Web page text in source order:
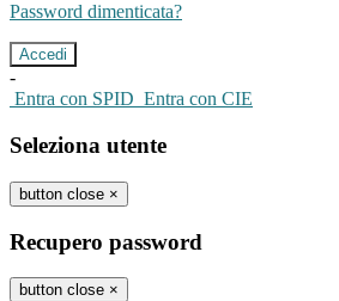
Password dimenticata?
-
Entra con SPID Entra con CIE
Seleziona utente
button close ×
Recupero password
button close ×